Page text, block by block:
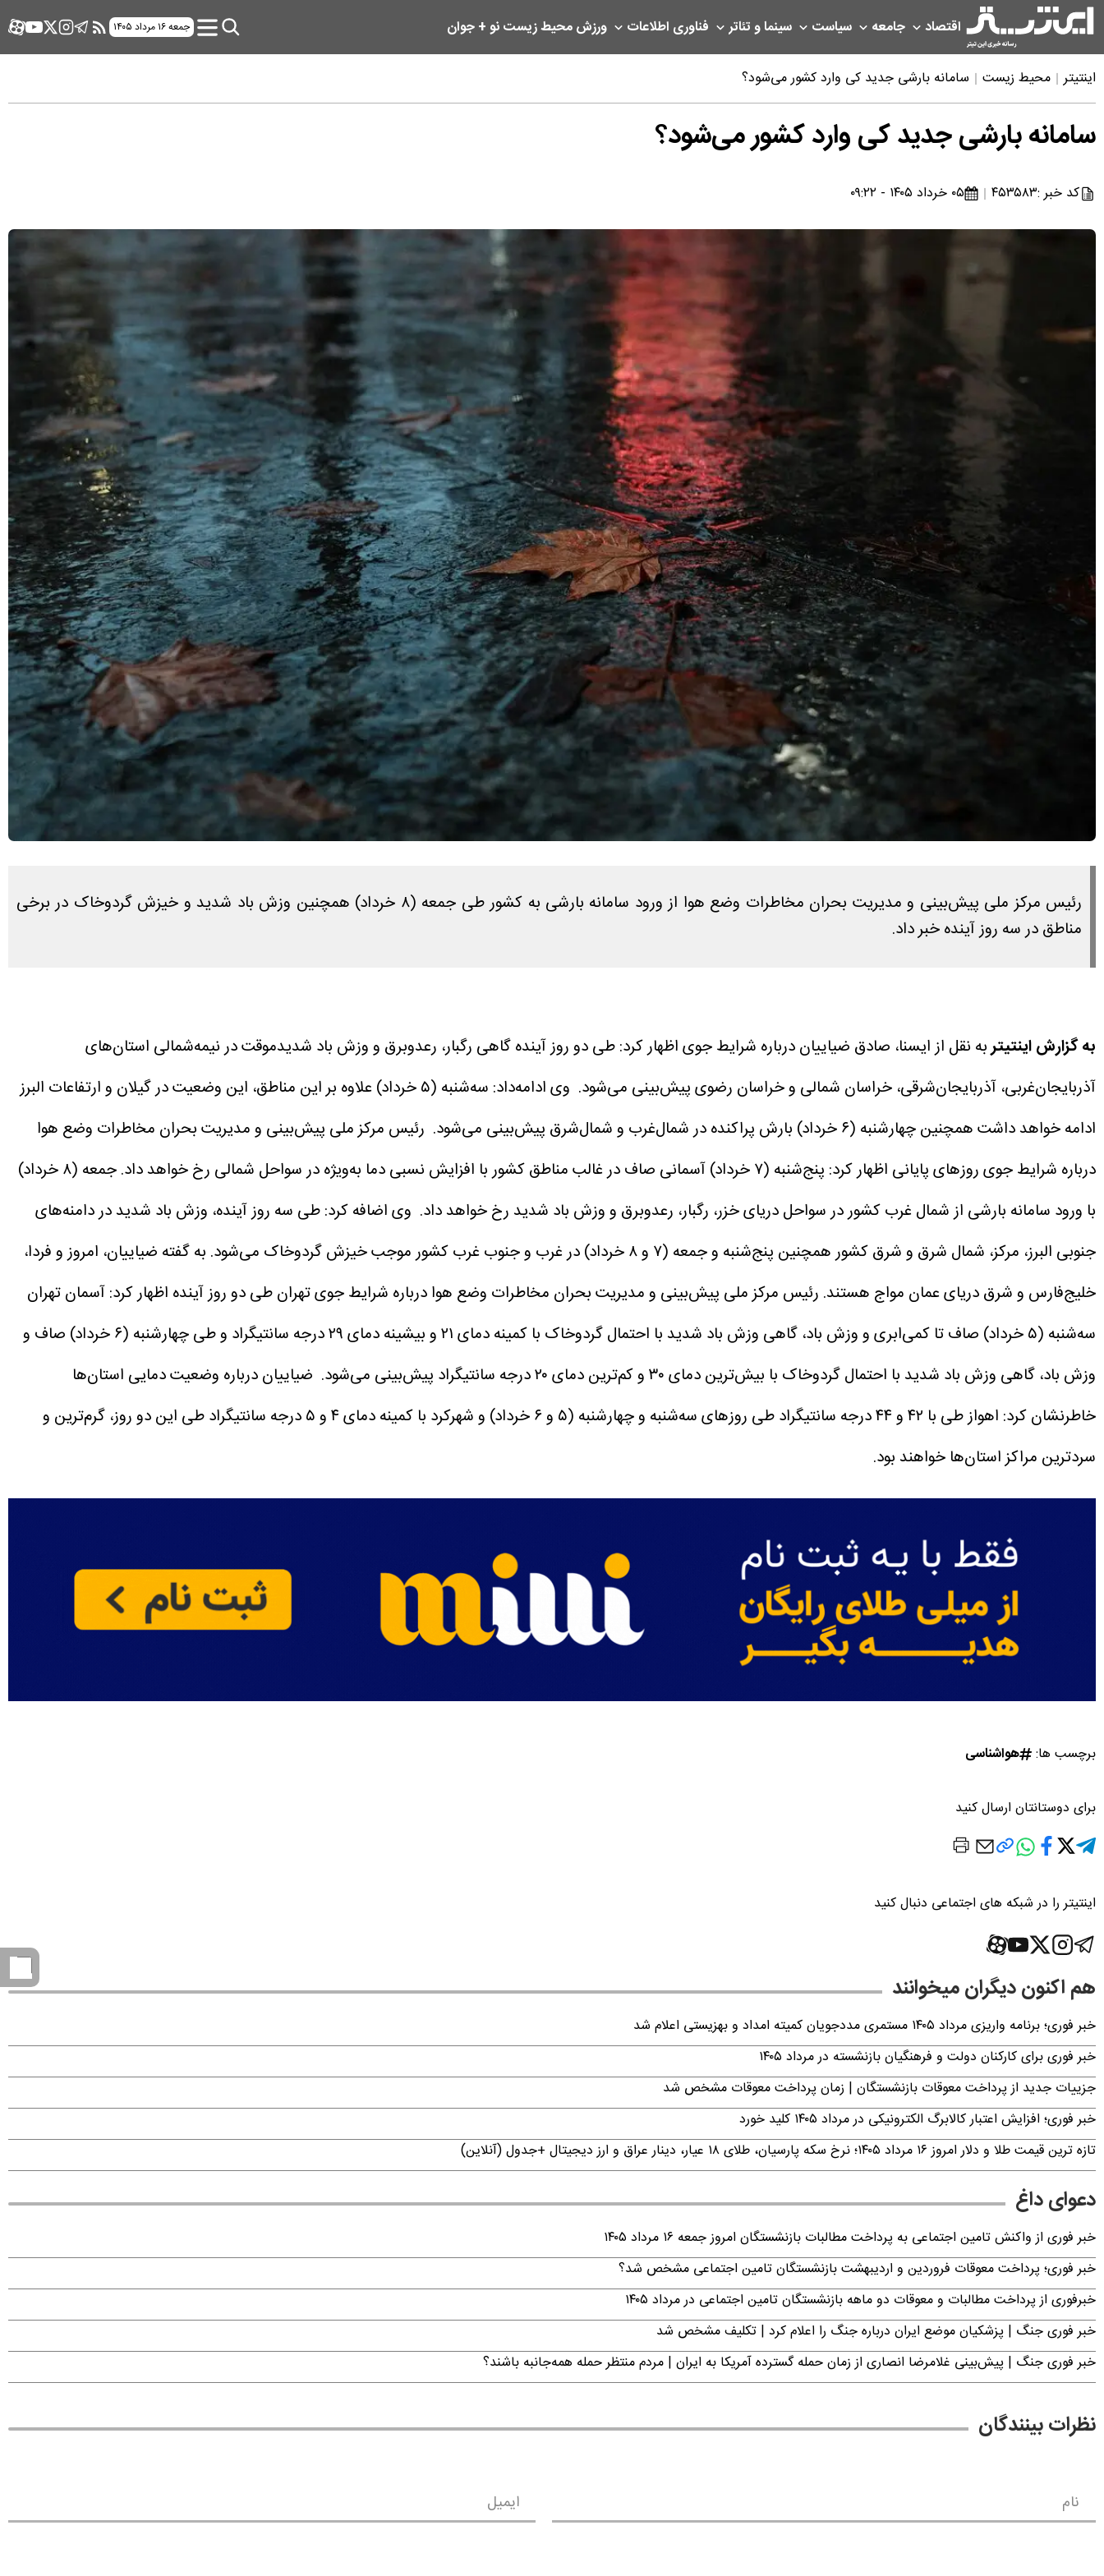
اقتصاد جامعه سیاست سینما و تئاتر فناوری اطلاعات ورزشمحیط زیستنو + جوان جمعه ۱۶ مرداد ۱۴۰۵
اینتیتر محیط زیست سامانه بارشی جدید کی وارد کشور می‌شود؟
سامانه بارشی جدید کی وارد کشور می‌شود؟
کد خبر :۴۵۳۵۸۳ ۰۵ خرداد ۱۴۰۵ - ۰۹:۲۲
رئیس مرکز ملی پیش‌بینی و مدیریت بحران مخاطرات وضع هوا از ورود سامانه بارشی به کشور طی جمعه (۸ خرداد) همچنین وزش باد شدید و خیزش گردوخاک در برخی
مناطق در سه روز آینده خبر داد.
به گزارش اینتیتربه نقل از ایسنا، صادق ضیاییان درباره شرایط جوی اظهار کرد: طی دو روز آینده گاهی رگبار، رعدوبرق و وزش باد شدیدموقت در نیمه‌شمالی استان‌های
آذربایجان‌غربی، آذربایجان‌شرقی، خراسان شمالی و خراسان رضوی پیش‌بینی می‌شود.
وی ادامه‌داد: سه‌شنبه (۵ خرداد) علاوه بر این مناطق، این وضعیت در گیلان و ارتفاعات البرز
ادامه خواهد داشت همچنین چهارشنبه (۶ خرداد) بارش پراکنده در شمال‌غرب و شمال‌شرق پیش‌بینی می‌شود.
رئیس مرکز ملی پیش‌بینی و مدیریت بحران مخاطرات وضع هوا
درباره شرایط جوی روزهای پایانی اظهار کرد: پنج‌شنبه (۷ خرداد) آسمانی صاف در غالب مناطق کشور با افزایش نسبی دما به‌ویژه در سواحل شمالی رخ خواهد داد. جمعه (۸ خرداد)
با ورود سامانه بارشی از شمال‌ غرب کشور در سواحل دریای خزر، رگبار، رعدوبرق و وزش باد شدید رخ خواهد داد. وی اضافه کرد: طی سه روز آینده، وزش باد شدید در دامنه‌های
جنوبی البرز، مرکز، شمال‌ شرق و شرق کشور همچنین پنج‌شنبه و جمعه (۷ و ۸ خرداد) در غرب و جنوب‌ غرب کشور موجب خیزش گردوخاک می‌شود.
به گفته ضیاییان، امروز و فردا،
خلیج‌فارس و شرق دریای عمان مواج هستند. رئیس مرکز ملی پیش‌بینی و مدیریت بحران مخاطرات وضع هوا درباره شرایط جوی تهران طی دو روز آینده اظهار کرد: آسمان تهران
سه‌شنبه (۵ خرداد) صاف تا کمی‌ابری و وزش باد، گاهی وزش باد شدید با احتمال گردوخاک با کمینه دمای ۲۱ و بیشینه دمای ۲۹ درجه سانتیگراد و طی چهارشنبه (۶ خرداد) صاف و
وزش باد، گاهی وزش باد شدید با احتمال گردوخاک با بیش‌ترین دمای ۳۰ و کم‌ترین دمای ۲۰ درجه سانتیگراد پیش‌بینی می‌شود.
ضیاییان درباره وضعیت دمایی استان‌ها
خاطرنشان کرد: اهواز طی با ۴۲ و ۴۴ درجه‌ سانتیگراد طی روزهای سه‌شنبه و چهارشنبه (۵ و ۶ خرداد) و شهرکرد با کمینه دمای ۴ و ۵ درجه سانتیگراد طی این دو روز، گرم‌ترین و
سردترین مراکز استان‌ها خواهند بود.
برچسب ها: هواشناسی
برای دوستانتان ارسال کنید
اینتیتر را در شبکه های اجتماعی دنبال کنید
هم اکنون دیگران میخوانند
خبر فوری؛ برنامه واریزی مرداد ۱۴۰۵ مستمری مددجویان کمیته امداد و بهزیستی اعلام شد
خبر فوری برای کارکنان دولت و فرهنگیان بازنشسته در مرداد ۱۴۰۵
جزییات جدید از پرداخت معوقات بازنشستگان | زمان پرداخت معوقات مشخص شد
خبر فوری؛ افزایش اعتبار کالابرگ الکترونیکی در مرداد ۱۴۰۵ کلید خورد
تازه ترین قیمت طلا و دلار امروز ۱۶ مرداد ۱۴۰۵؛ نرخ سکه پارسیان، طلای ۱۸ عیار، دینار عراق و ارز دیجیتال +جدول (آنلاین)
دعوای داغ
خبر فوری از واکنش تامین اجتماعی به پرداخت مطالبات بازنشستگان امروز جمعه ۱۶ مرداد ۱۴۰۵
خبر فوری؛ پرداخت معوقات فروردین و اردیبهشت بازنشستگان تامین اجتماعی مشخص شد؟
خبرفوری از پرداخت مطالبات و معوقات دو ماهه بازنشستگان تامین اجتماعی در مرداد ۱۴۰۵
خبر فوری جنگ | پزشکیان موضع ایران درباره جنگ را اعلام کرد | تکلیف مشخص شد
خبر فوری جنگ | پیش‌بینی غلامرضا انصاری از زمان حمله گسترده آمریکا به ایران | مردم منتظر حمله همه‌جانبه باشند؟
نظرات بینندگان
نام ایمیل